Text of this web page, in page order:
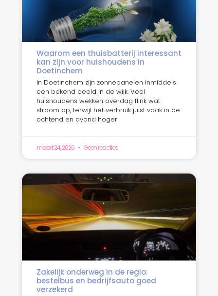
Waarom een thuisbatterij interessant
kan zijn voor huishoudens in
Doetinchem
In Doetinchem zijn zonnepanelen inmiddels
een bekend beeld in de wijk. Veel
huishoudens wekken overdag flink wat
stroom op, terwijl het verbruik juist vaak in de
ochtend en avond hoger
maart 24, 2026 Geen reacties
Zakelijk onderweg in de regio:
bestelbus en bedrijfsauto goed
verzekerd